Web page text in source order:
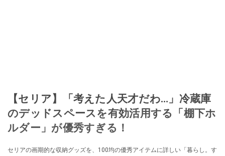
【セリア】「考えた人天才だわ…」冷蔵庫
のデッドスペースを有効活用する「棚下ホ
ルダー」が優秀すぎる！
セリアの画期的な収納グッズを、100均の優秀アイテムに詳しい「暮らし。す